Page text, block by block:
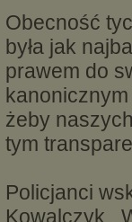
Obecność
była jak
prawem do
żeby
tym
Policjanci
Kowalczyk .